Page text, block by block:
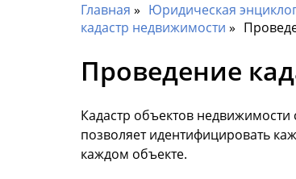
Главная Юридическая
кадастр недвижимости
Проведение
Кадастр объектов
позволяет идентифицировать
каждом объекте.